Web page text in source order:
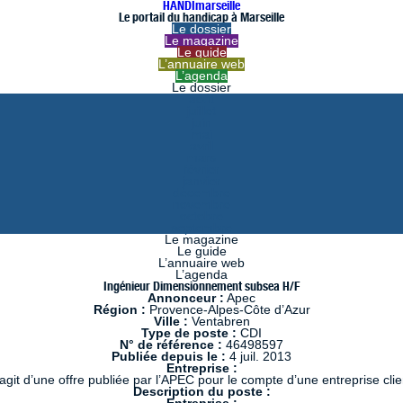
HANDImarseille
Le portail du handicap à Marseille
Le dossier
Le magazine
Le guide
L’annuaire web
L’agenda
Le dossier
Le magazine
Le guide
L’annuaire web
L’agenda
Ingénieur Dimensionnement subsea H/F
Annonceur : Apec
Région : Provence-Alpes-Côte d’Azur
Ville : Ventabren
Type de poste : CDI
N° de référence : 46498597
Publiée depuis le : 4 juil. 2013
Entreprise :
d’une offre publiée par l’APEC pour le compte d’une entreprise
Description du poste :